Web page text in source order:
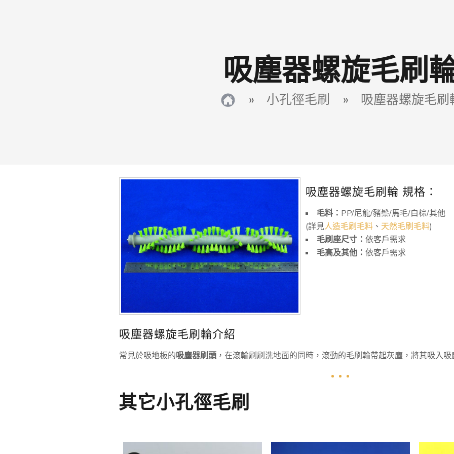
吸塵器螺旋毛刷
» 小孔徑毛刷 » 吸塵器螺旋毛刷
吸塵器螺旋毛刷輪 規格：
毛料： PP/尼龍/豬鬃/馬毛/白棕/其他
(詳見人造毛刷毛料 、 天然毛刷毛料)
毛刷座尺寸：依客戶需求
毛高及其他：依客戶需求
吸塵器螺旋毛刷輪介紹
常見於吸地板的吸塵器刷頭 ，在滾輪刷刷洗地面的同時，滾動的毛刷輪帶起灰塵，將其吸入
其它小孔徑毛刷